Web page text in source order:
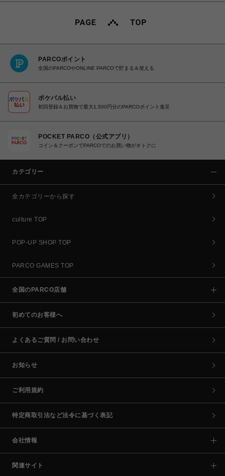
パークミスト【送料無料：北海道/沖縄/離島を除く】
PARCOポイント
全国のPARCOやONLINE PARCOで貯まる＆使える
ポケパル払い
初回登録＆お買物で最大1,500円分のPARCOポイント進呈
POCKET PARCO（公式アプリ）
コイン＆クーポンでPARCOでのお買い物がオトクに
カテゴリー
全カテゴリーから探す
culture TOP
POP-UP SHOP TOP
PARCO GAMES TOP
全国のPARCO店舗
初めてのお客様へ
よくあるご質問 / お問い合わせ
お知らせ
ご利用規約
特定商取引法など法令に基づく表記
会社情報
関連サイト